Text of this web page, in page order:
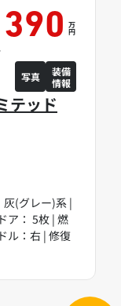
テッド
(グレー)系 |
ア： 5枚 | 燃
ル：右 | 修復
390 万
円
写真
装備
情報